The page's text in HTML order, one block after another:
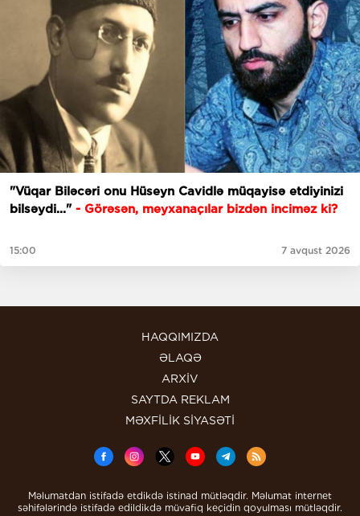
"Vüqar Biləcəri onu Hüseyn Cavidlə müqayisə etdiyinizi
bilsəydi..." - Görəsən, meyxanaçılar bizdən inciməz ki?
15:00 7 avqust 2026
HAQQIMIZDA
ƏLAQƏ
ARXİV
SAYTDA REKLAM
MƏXFİLİK SİYASƏTİ
Məlumatdan istifadə etdikdə istinad mütləqdir. Məlumat internet
səhifələrində istifadə edildikdə müvafiq keçidin qoyulması mütləqdir.